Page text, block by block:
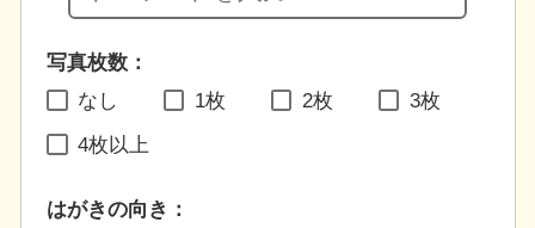
写真枚数：
なし
1枚 2枚 3枚
4枚以上
はがきの向き：